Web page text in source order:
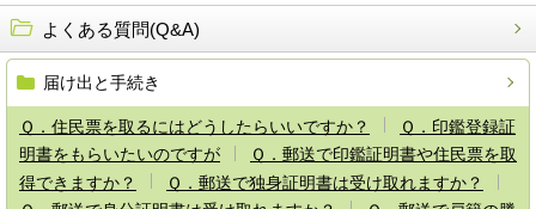
よくある質問(Q&A)
届け出と手続き
Ｑ．住民票を取るにはどうしたらいいですか？
Ｑ．印鑑登録証
明書をもらいたいのですが
Ｑ．郵送で印鑑証明書や住民票を取
得できますか？
Ｑ．郵送で独身証明書は受け取れますか？